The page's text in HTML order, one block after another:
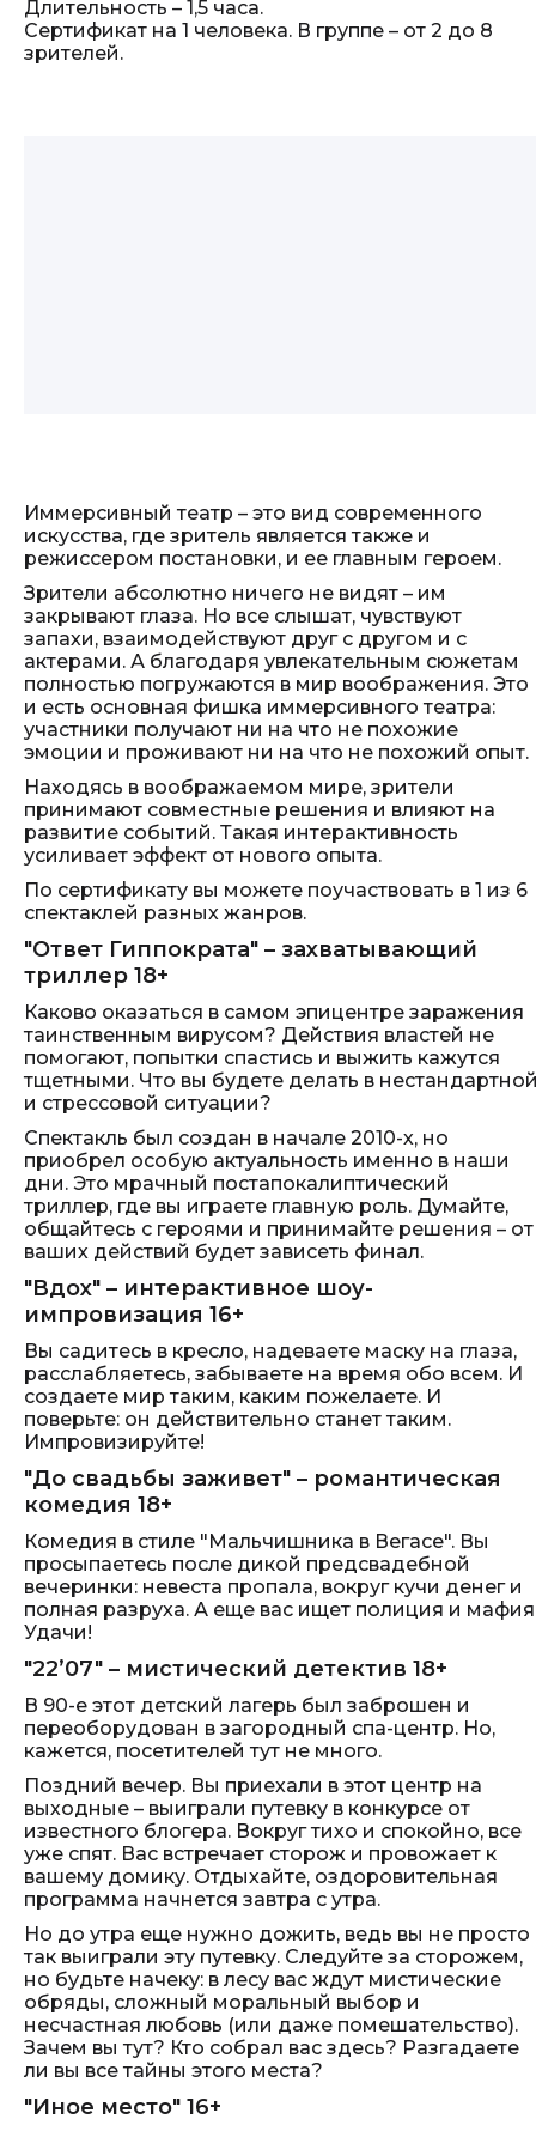
Длительность – 1,5 часа.
Сертификат на 1 человека. В группе – от 2 до 8
зрителей.
Иммерсивный театр – это вид современного
искусства, где зритель является также и
режиссером постановки, и ее главным героем.
Зрители абсолютно ничего не видят – им
закрывают глаза. Но все слышат, чувствуют
запахи, взаимодействуют друг с другом и с
актерами. А благодаря увлекательным сюжетам
полностью погружаются в мир воображения. Это
и есть основная фишка иммерсивного театра:
участники получают ни на что не похожие
эмоции и проживают ни на что не похожий опыт.
Находясь в воображаемом мире, зрители
принимают совместные решения и влияют на
развитие событий. Такая интерактивность
усиливает эффект от нового опыта.
По сертификату вы можете поучаствовать в 1 из 6
спектаклей разных жанров.
"Ответ Гиппократа" – захватывающий
триллер 18+
Каково оказаться в самом эпицентре заражения
таинственным вирусом? Действия властей не
помогают, попытки спастись и выжить кажутся
тщетными. Что вы будете делать в
и стрессовой ситуации?
Спектакль был создан в начале 2010-х, но
приобрел особую актуальность именно в наши
дни. Это мрачный постапокалиптический
триллер, где вы играете главную роль. Думайте,
общайтесь с героями и принимайте решения – от
ваших действий будет зависеть финал.
"Вдох" – интерактивное шоу-
импровизация 16+
Вы садитесь в кресло, надеваете маску на глаза,
расслабляетесь, забываете на время обо всем. И
создаете мир таким, каким пожелаете. И
поверьте: он действительно станет таким.
Импровизируйте!
"До свадьбы заживет" – романтическая
комедия 18+
Комедия в стиле "Мальчишника в Вегасе". Вы
просыпаетесь после дикой предсвадебной
вечеринки: невеста пропала, вокруг кучи денег и
полная разруха. А еще вас ищет полиция и
Удачи!
"22’07" – мистический детектив 18+
В 90-е этот детский лагерь был заброшен и
переоборудован в загородный спа-центр. Но,
кажется, посетителей тут не много.
Поздний вечер. Вы приехали в этот центр на
выходные – выиграли путевку в конкурсе от
известного блогера. Вокруг тихо и спокойно, все
уже спят. Вас встречает сторож и провожает к
вашему домику. Отдыхайте, оздоровительная
программа начнется завтра с утра.
Но до утра еще нужно дожить, ведь вы не просто
так выиграли эту путевку. Следуйте за сторожем,
но будьте начеку: в лесу вас ждут мистические
обряды, сложный моральный выбор и
несчастная любовь (или даже помешательство).
Зачем вы тут? Кто собрал вас здесь? Разгадаете
ли вы все тайны этого места?
"Иное место" 16+